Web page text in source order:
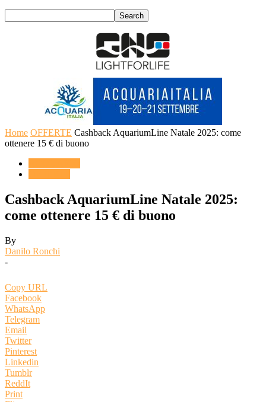
Home OFFERTE Cashback AquariumLine Natale 2025: come
ottenere 15 € di buono
Cashback AquariumLine Natale 2025:
come ottenere 15 € di buono
By
Danilo Ronchi
-
Copy URL
Facebook
WhatsApp
Telegram
Email
Twitter
Pinterest
Linkedin
Tumblr
ReddIt
Print